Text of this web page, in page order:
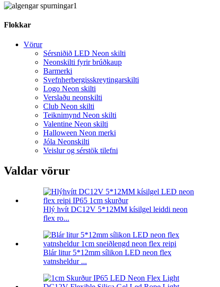
Flokkar
Vörur
Sérsniðið LED Neon skilti
Neonskilti fyrir brúðkaup
Barmerki
Svefnherbergisskreytingarskilti
Logo Neon skilti
Verslaðu neonskilti
Club Neon skilti
Teiknimynd Neon skilti
Valentine Neon skilti
Halloween Neon merki
Jóla Neonskilti
Veislur og sérstök tilefni
Valdar vörur
Hlý hvít DC12V 5*12MM kísilgel leiddi neon
flex ro...
Blár litur 5*12mm sílikon LED neon flex
vatnsheldur ...